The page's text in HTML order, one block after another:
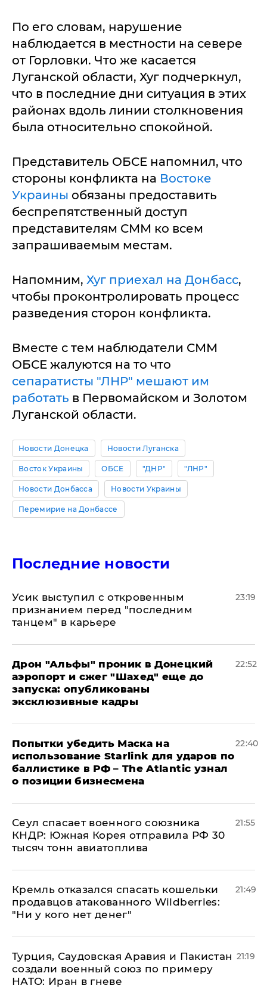
По его словам, нарушение
наблюдается в местности на севере
от Горловки. Что же касается
Луганской области, Хуг подчеркнул,
что в последние дни ситуация в этих
районах вдоль линии столкновения
была относительно спокойной.
Представитель ОБСЕ напомнил, что
стороны конфликта на Востоке
Украины обязаны предоставить
беспрепятственный доступ
представителям СММ ко всем
запрашиваемым местам.
Напомним, Хуг приехал на Донбасс,
чтобы проконтролировать процесс
разведения сторон конфликта.
Вместе с тем наблюдатели СММ
ОБСЕ жалуются на то что
сепаратисты "ЛНР" мешают им
работать в Первомайском и Золотом
Луганской области.
Новости Донецка Новости Луганска
Восток Украины ОБСЕ "ДНР" "ЛНР"
Новости Донбасса Новости Украины
Перемирие на Донбассе
Последние новости
Усик выступил с откровенным
признанием перед "последним
танцем" в карьере
23:19
Дрон "Альфы" проник в Донецкий
аэропорт и сжег "Шахед" еще до
запуска: опубликованы
эксклюзивные кадры
22:52
Попытки убедить Маска на
использование Starlink для ударов по
баллистике в РФ – The Atlantic узнал
о позиции бизнесмена
22:40
​Сеул спасает военного союзника
КНДР: Южная Корея отправила РФ 30
тысяч тонн авиатоплива
21:55
Кремль отказался спасать кошельки
продавцов атакованного Wildberries:
"Ни у кого нет денег"
21:49
Турция, Саудовская Аравия и Пакистан
создали военный союз по примеру
НАТО: Иран в гневе
21:19